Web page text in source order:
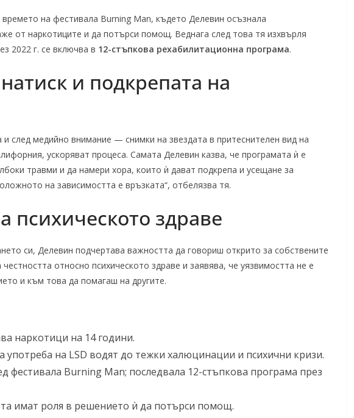
на фестивала Burning Man, където Делевин осъзнала
от наркотиците и да потърси помощ. Веднага след това тя изхвърля
2022 г. се включва в 12-стъпкова рехабилитационна програма.
и подкрепата на
след медийно внимание — снимки на звездата в притеснителен вид на
ускоряват процеса. Самата Делевин казва, че програмата ѝ е
травми и да намери хора, които ѝ дават подкрепа и усещане за
на зависимостта е връзката“, отбелязва тя.
психическото здраве
си, Делевин подчертава важността да говориш открито за собствените
относно психическото здраве и заявява, че уязвимостта не е
и към това да помагаш на другите.
наркотици на 14 години.
употреба на LSD водят до тежки халюцинации и психични кризи.
фестивала Burning Man; последвала 12-стъпкова програма през
имат роля в решението ѝ да потърси помощ.